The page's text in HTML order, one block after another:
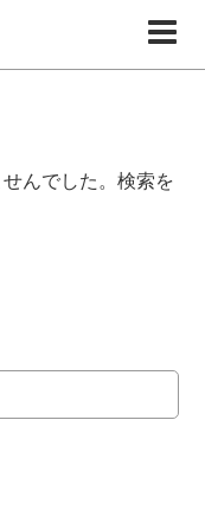
んでした。検索を